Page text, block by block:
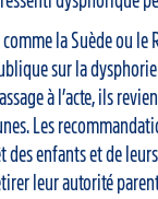
comme la Suède ou
sur la
à l’acte, ils
Les
des enfants et de
leur autorité